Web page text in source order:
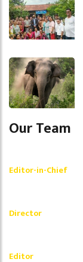
Our Team
Editor-in-Chief
Director
Editor